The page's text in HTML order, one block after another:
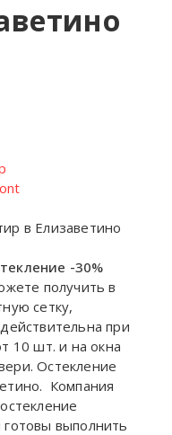
в Елизаветино
-30%
получить в
сетку,
при
10 шт. и на окна
Остекление
Компания
выполнить